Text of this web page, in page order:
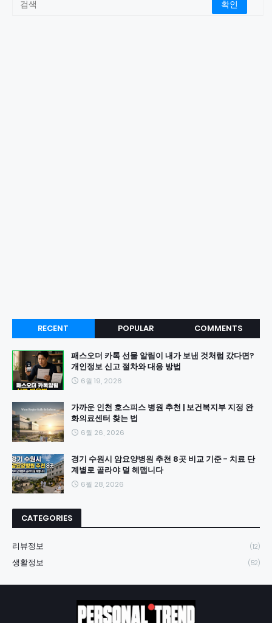
RECENT POPULAR COMMENTS
패스오더 카톡 선물 알림이 내가 보낸 것처럼 갔다면?
개인정보 신고 절차와 대응 방법
6월 19, 2026
가까운 인천 호스피스 병원 추천 | 보건복지부 지정 완
화의료센터 찾는 법
6월 26, 2026
경기 수원시 암요양병원 추천 8곳 비교 기준 - 치료 단
계별로 골라야 덜 헤맵니다
6월 28, 2026
CATEGORIES
리뷰정보 (12)
생활정보 (52)